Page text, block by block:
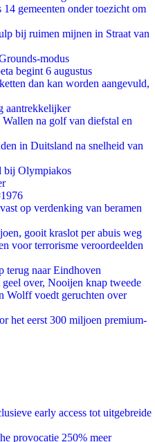
gemeenten onder toezicht om
bij ruimen mijnen in Straat van
modus
begint 6 augustus
dan kan worden aangevuld,
aantrekkelijker
na golf van diefstal en
in Duitsland na snelheid van
bij Olympiakos
op verdenking van beramen
gooit kraslot per abuis weg
voor terrorisme veroordeelden
terug naar Eindhoven
over, Nooijen knap tweede
Wolff voedt geruchten over
het eerst 300 miljoen premium-
early access tot uitgebreide
provocatie 250% meer